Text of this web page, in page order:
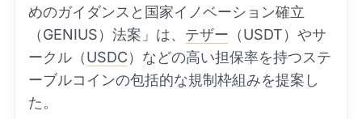
めのガイダンスと国家イノベーション確立
（GENIUS）法案」は、 テザー （USDT）やサ
ークル（USDC）などの高い担保率を持つステ
ーブルコインの包括的な規制枠組みを提案し
た。